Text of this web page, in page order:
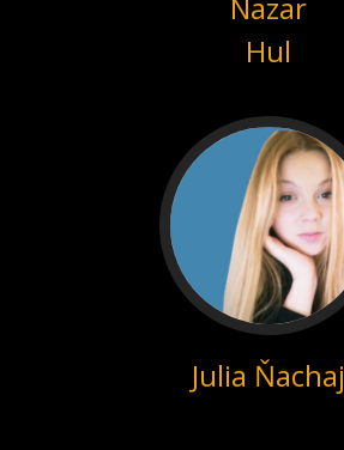
Nazar
Hul
Julia Ňachaj